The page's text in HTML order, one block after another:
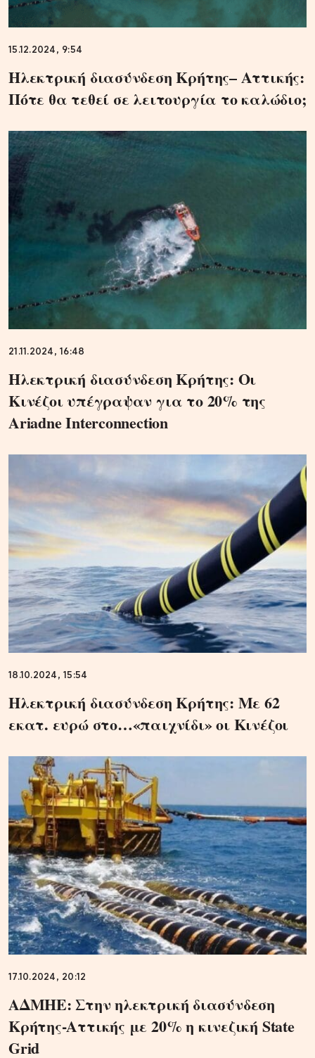
15.12.2024, 9:54
Ηλεκτρική διασύνδεση Κρήτης– Αττικής:
Πότε θα τεθεί σε λειτουργία το καλώδιο;
21.11.2024, 16:48
Ηλεκτρική διασύνδεση Κρήτης: Οι
Κινέζοι υπέγραψαν για το 20% της
Ariadne Interconnection
18.10.2024, 15:54
Ηλεκτρική διασύνδεση Κρήτης: Με 62
εκατ. ευρώ στο…«παιχνίδι» οι Κινέζοι
17.10.2024, 20:12
ΑΔΜΗΕ: Στην ηλεκτρική διασύνδεση
Κρήτης-Αττικής με 20% η κινεζική State
Grid